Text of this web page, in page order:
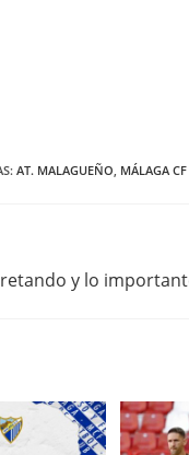
: AT. MALAGUEÑO, MÁLAGA CF
y lo